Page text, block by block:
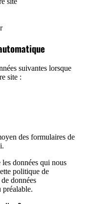
suivantes lorsque
site :
des formulaires de
données qui nous
politique de
données
préalable.